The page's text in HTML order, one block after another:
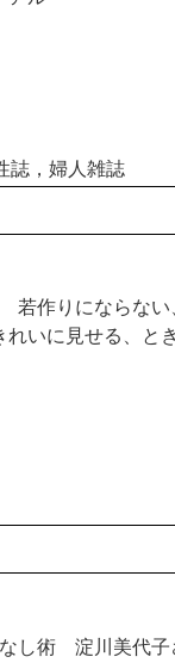
誌，婦人雑誌
若作りにならな
いに見せる、と
し術 淀川美代